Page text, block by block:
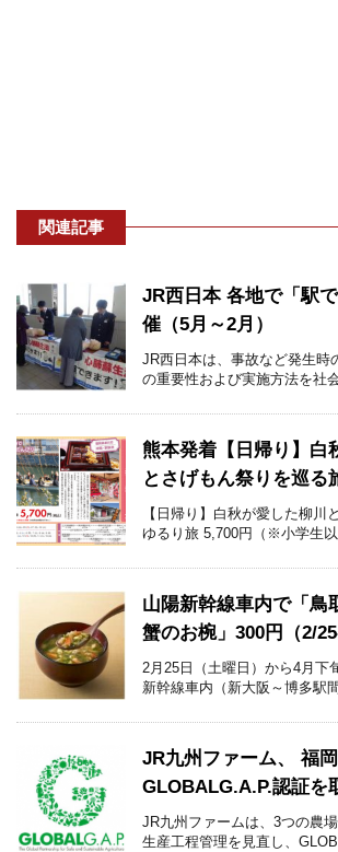
関連記事
JR西日本 各地で「駅
催（5月～2月）
JR西日本は、事故など発生時
の重要性および実施方法を社
熊本発着【日帰り】白
とさげもん祭りを巡る
【日帰り】白秋が愛した柳川
ゆるり旅 5,700円（※小学生
山陽新幹線車内で「鳥
蟹のお椀」300円（2/
2月25日（土曜日）から4月下
新幹線車内（新大阪～博多駅
JR九州ファーム、 福
GLOBALG.A.P.認証を
JR九州ファームは、3つの農
生産工程管理を見直し、